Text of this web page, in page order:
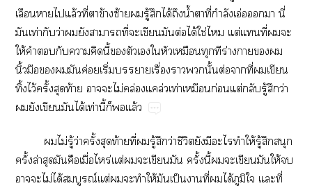
​​​ล้​ี่​​ข้​ซ้​​ู้​​ได้​​น้ำ​​ี่​ำ​อ่​​​ี่​
​ท่​​ว่​​​​ี่​​​​ต่​ได้​ใช่​​ต่​​ี่​​​
ให้​​​​​​ี้​​​​​​​​​ร่​​​​
ิ้​​​​ค่​ิ่​​ื่​​​ั้​ต่​​ี่​​​
ิ้​ไว้​ั้​​ท้​​​ไม่​ล่ล่​ท่​​ก่​ต่​​ู้​​ว่​
​​​​ได้​ท่​ี้​​​ล้
​ไม่​ู้​ว่​ั้​​ท้​ี่​​ู้​​ว่​ี​​​​​ให้​ู้​​​
ั้​ล่​​​​ื่​ร่ต่​​​​​ั้​ี้​​​​​ให้​​
​​ไม่​ได้​ณ์​ต่​​​​ให้​​ป็​​ี่​​ได้​​​​ี่​